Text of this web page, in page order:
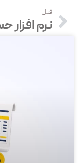
قبل